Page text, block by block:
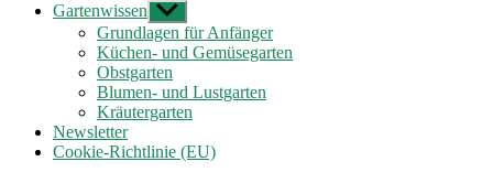
Gartenwissen Untermenü
anzeigen
Grundlagen für Anfänger
Küchen- und Gemüsegarten
Obstgarten
Blumen- und Lustgarten
Kräutergarten
Newsletter
Cookie-Richtlinie (EU)